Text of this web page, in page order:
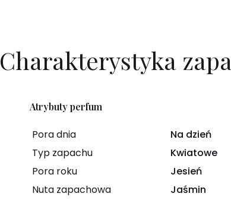
Charakterystyka
Atrybuty perfum
Pora dnia
Na dzień
Typ zapachu
Kwiatowe
Pora roku
Jesień
Nuta zapachowa
Jaśmin